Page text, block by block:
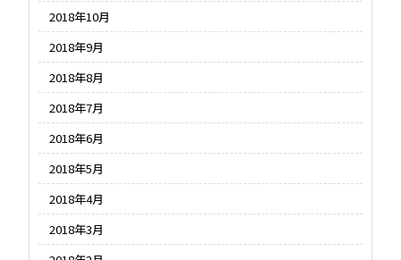
2018年10月
2018年9月
2018年8月
2018年7月
2018年6月
2018年5月
2018年4月
2018年3月